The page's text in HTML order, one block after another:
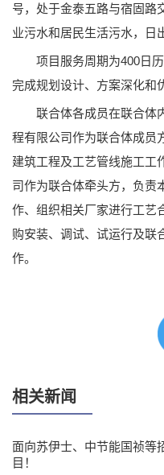
号，处于金泰五路与宿固路
业污水和居民生活污水，日
项目服务周期为400日历
完成规划设计、方案深化和
联合体各成员在联合体
程有限公司作为联合体成员
建筑工程及工艺管线施工工
司作为联合体牵头方，负责
作、组织相关厂家进行工艺
购安装、调试、试运行及联
作。
相关新闻
面向苏伊士、中节能国祯等
目！